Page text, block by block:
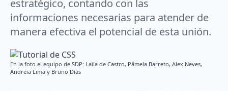
estratégico, contando con las
informaciones necesarias para atender de
manera efectiva el potencial de esta unión.
En la foto el equipo de SDP: Laila de Castro, Pâmela Barreto, Alex Neves,
Andreia Lima y Bruno Dias